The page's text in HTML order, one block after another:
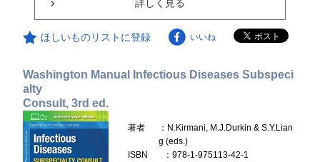
詳しく見る
ほしいものリストに登録 いいね
Washington Manual Infectious Diseases Subspeci
alty
Consult, 3rd ed.
著者
：N.Kirmani, M.J.Durkin & S.Y.Lian
g (eds.)
ISBN
：978-1-975113-42-1